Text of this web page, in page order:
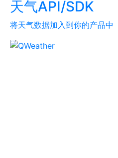
天气API/SDK
将天气数据加入到你的产品中